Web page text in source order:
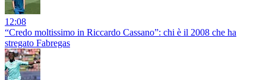
12:08
“Credo moltissimo in Riccardo Cassano”: chi è il 2008 che ha
stregato Fabregas